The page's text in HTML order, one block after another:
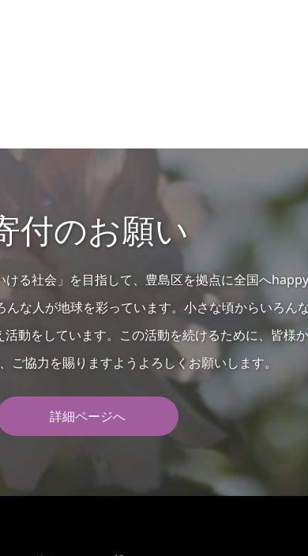
付のお願い
る社会」を目指して、豊島区を拠点に全国へ
な人が地球を彩っています。小さな頃からいろん
動をしています。この活動を続けるために、皆様
ご協力を賜りますようよろしくお願いします。
詳細ページへ